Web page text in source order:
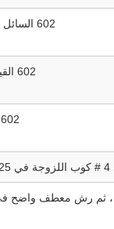
602 السائل السريع للنفط
602 القياسية الرقصة
602 خفيف بطيء